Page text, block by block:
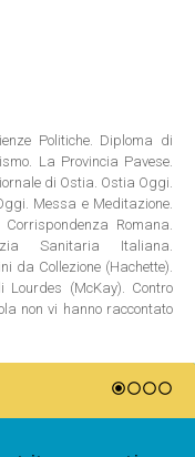
Politiche. Diploma di
La Provincia Pavese.
di Ostia. Ostia Oggi.
Messa e Meditazione.
Romana.
Sanitaria Italiana.
da Collezione (Hachette).
(McKay). Contro
non vi hanno raccontato